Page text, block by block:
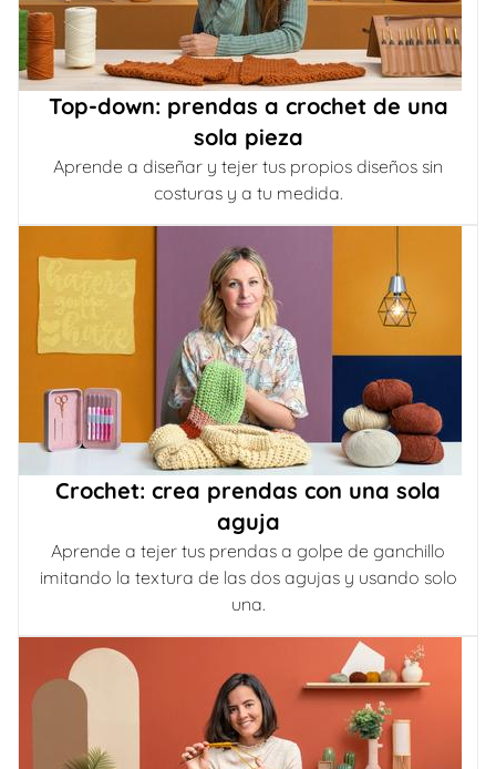
Top-down: prendas a crochet de una
sola pieza
Aprende a diseñar y tejer tus propios diseños sin
costuras y a tu medida.
Crochet: crea prendas con una sola
aguja
Aprende a tejer tus prendas a golpe de ganchillo
imitando la textura de las dos agujas y usando solo
una.